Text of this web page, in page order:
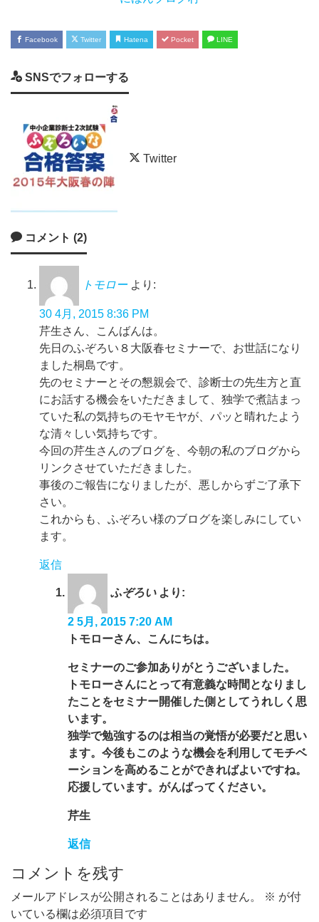
Facebook Twitter Hatena Pocket LINE
SNSでフォローする
Twitter
コメント (2)
トモロー より:
30 4月, 2015 8:36 PM
芹生さん、こんばんは。
先日のふぞろい８大阪春セミナーで、お世話になり
ました桐島です。
先のセミナーとその懇親会で、診断士の先生方と直
にお話する機会をいただきまして、独学で煮詰まっ
ていた私の気持ちのモヤモヤが、パッと晴れたよう
な清々しい気持ちです。
今回の芹生さんのブログを、今朝の私のブログから
リンクさせていただきました。
事後のご報告になりましたが、悪しからずご了承下
さい。
これからも、ふぞろい様のブログを楽しみにしてい
ます。
返信
ふぞろい より:
2 5月, 2015 7:20 AM
トモローさん、こんにちは。
セミナーのご参加ありがとうございました。
トモローさんにとって有意義な時間となりまし
たことをセミナー開催した側としてうれしく思
います。
独学で勉強するのは相当の覚悟が必要だと思い
ます。今後もこのような機会を利用してモチベ
ーションを高めることができればよいですね。
応援しています。がんばってください。
芹生
返信
コメントを残す
メールアドレスが公開されることはありません。 ※ が付
いている欄は必須項目です